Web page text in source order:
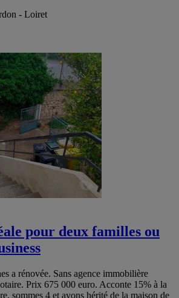
- Loiret
pour deux familles ou
a rénovée. Sans agence immobilière
Prix 675 000 euro. Acconte 15% à la
sommes 4 et avons hérité de la maison de